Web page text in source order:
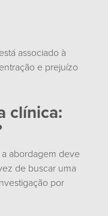
associado à
e prejuízo
clínica:
abordagem deve
de buscar uma
por